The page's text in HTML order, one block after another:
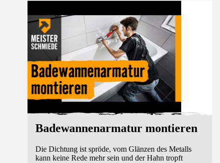
Badewannenarmatur montieren
Die Dichtung ist spröde, vom Glänzen des Metalls
kann keine Rede mehr sein und der Hahn tropft